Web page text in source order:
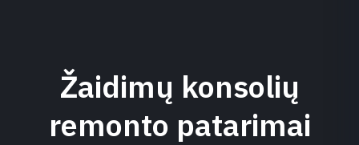
Žaidimų konsolių
remonto patarimai